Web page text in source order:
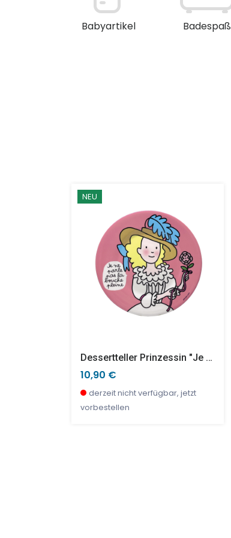
Babyartikel Badespaß
NEU
Dessertteller Prinzessin "Je Ne Parle Pas..."
10,90 €
derzeit nicht verfügbar, jetzt
vorbestellen